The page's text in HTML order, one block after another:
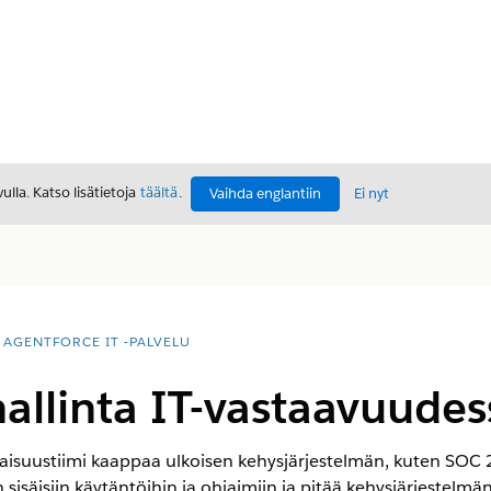
Katso lisätietoja täältä. Vaihda englantiin Ei nyt
AGENTFORCE IT -PALVELU
IT-
kaappaa ulkoisen kehysjärjestelmän, kuten SOC